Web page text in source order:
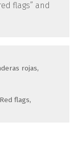
flags” and
rojas
Red flags